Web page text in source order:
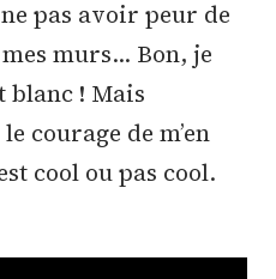
pas avoir peur de
murs… Bon, je
blanc ! Mais
courage de m’en
cool ou pas cool.